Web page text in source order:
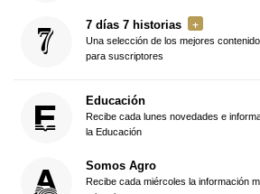
7 días 7 historias
Una selección de los mejores
para suscriptores
Educación
Recibe cada lunes novedades e
la Educación
Somos Agro
Recibe cada miércoles la información